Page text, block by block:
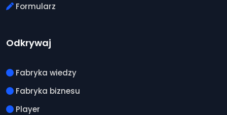
Formularz
Odkrywaj
Fabryka wiedzy
Fabryka biznesu
Player